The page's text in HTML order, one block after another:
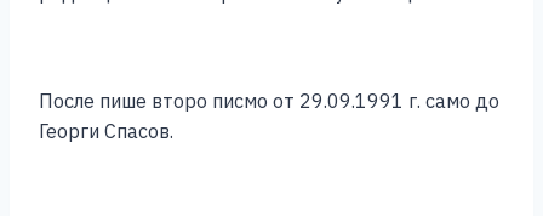
После пише второ писмо от 29.09.1991 г. само до
Георги Спасов.